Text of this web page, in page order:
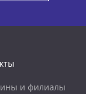
и филиалы